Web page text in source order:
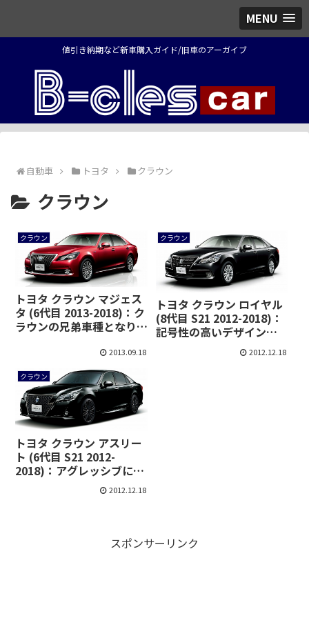
MENU
値引き納期など新車購入ガイド/旧車のアーガイブ
自動車 トヨタ クラウン
クラウン
クラウン
トヨタ クラウン マジェス
タ (6代目 2013-2018)：ク
ラウンの兄弟車種となり、
ップ [GWS214/AWS215]
2013.09.18
クラウン
トヨタ クラウン ロイヤル
(8代目 S21 2012-2018)：
記号性の高いデザインを
採用し、HV車の燃費が大
2012.12.18
クラウン
トヨタ クラウン アスリー
ト (6代目 S21 2012-
2018)：アグレッシブに変
貌を遂げ、HV車の燃費が
2012.12.18
スポンサーリンク